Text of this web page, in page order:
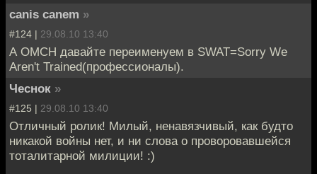
canis canem »
#124 | 29.08.10 13:40
А ОМСН давайте переименуем в SWAT=Sorry We
Aren't Trained(профессионалы).
Чеснок »
#125 | 29.08.10 13:40
Отличный ролик! Милый, ненавязчивый, как будто
никакой войны нет, и ни слова о проворовавшейся
тоталитарной милиции! :)